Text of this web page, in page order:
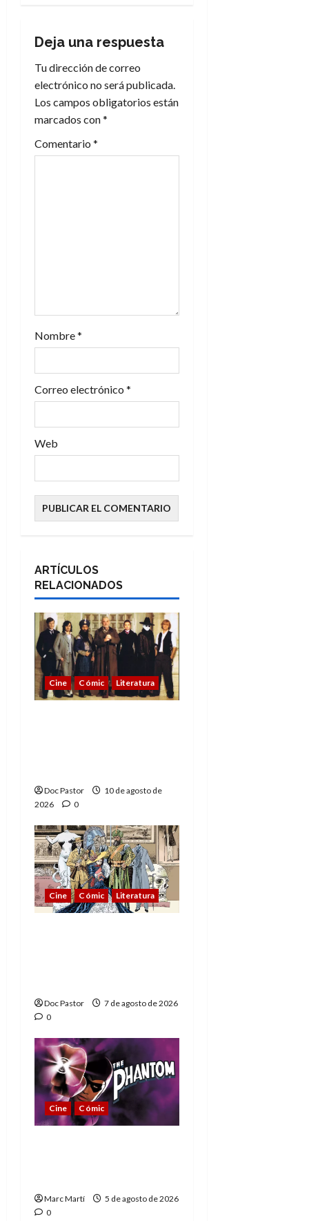
i
ó
n
d
e
d
s
Deja una respuesta
Tu dirección de correo
electrónico no será publicada.
Los campos obligatorios están
marcados con*
Comentario *
Nombre*
Correo electrónico *
Web
ARTÍCULOS
RELACIONADOS
Cine Cómic Literatura
Doc Pastor
10 de agosto de
2026
0
Cine Cómic Literatura
Doc Pastor
7 de agosto de 2026
0
Cine Cómic
Marc Martí
5 de agosto de 2026
0